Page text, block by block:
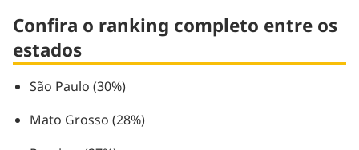
Confira o ranking completo entre os
estados
São Paulo (30%)
Mato Grosso (28%)